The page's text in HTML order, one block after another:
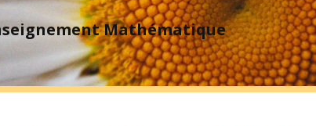
Mathématique